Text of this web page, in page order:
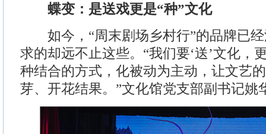
蝶变：是送戏更是“种”文化
如今，“周末剧场乡村行”的品牌已经
求的却远不止这些。“我们要‘送’文化，
种结合的方式，化被动为主动，让文艺
芽、开花结果。”文化馆党支部副书记姚